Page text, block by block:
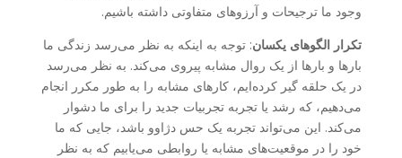
وجود ما ترجیحات و آرزوهای متفاوتی داشته باشیم.
تکرار الگوهای یکسان: توجه به اینکه به نظر می‌رسد زندگی ما
بارها و بارها از یک روال مشابه پیروی می‌کند. به نظر می‌رسد
در یک حلقه گیر کرده‌ایم، کارهای مشابه را به طور مکرر انجام
می‌دهیم، که رشد یا تجربه تجربیات جدید را برای ما دشوار
می‌کند. این می‌تواند تجربه یک حس دژاوو باشد، جایی که ما
خود را در موقعیت‌های مشابه یا روابطی می‌یابیم که به نظر